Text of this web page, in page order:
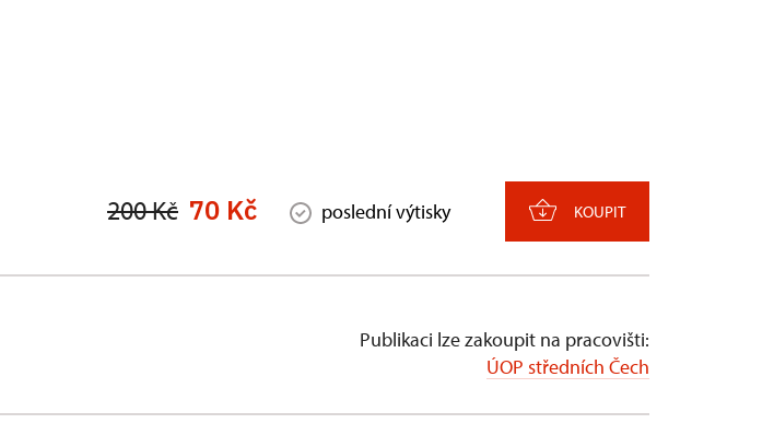
200 Kč 70 Kč poslední výtisky KOUPIT
Publikaci lze zakoupit na pracovišti:
ÚOP středních Čech